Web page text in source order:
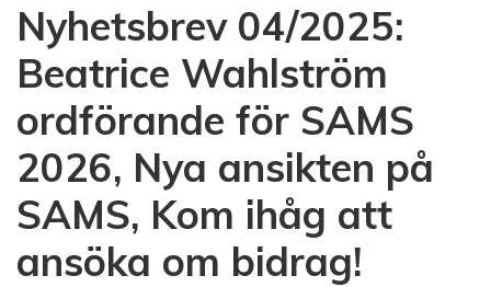
Nyhetsbrev 04/2025:
Beatrice Wahlström
ordförande för SAMS
2026, Nya ansikten på
SAMS, Kom ihåg att
ansöka om bidrag!